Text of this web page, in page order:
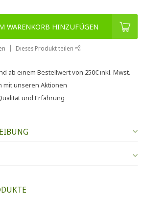
WARENKORB HINZUFÜGEN
Dieses Produkt teilen
ab einem Bestellwert von 250€inkl. Mwst.
mit unseren Aktionen
und Erfahrung